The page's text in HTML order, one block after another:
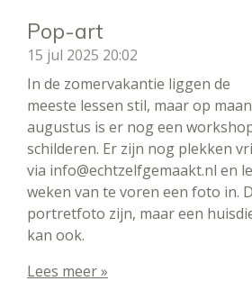
Pop-art
15 jul 2025 20:02
In de zomervakantie liggen de
meeste lessen stil, maar op
augustus is er nog een
schilderen. Er zijn nog plekken
via info@echtzelfgemaakt.nl en
weken van te voren een foto in.
portretfoto zijn, maar een
kan ook.
Lees meer »